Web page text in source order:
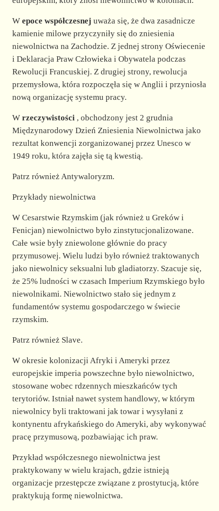
W epoce współczesnej uważa się, że dwa zasadnicze
kamienie milowe przyczyniły się do zniesienia
niewolnictwa na Zachodzie. Z jednej strony Oświecenie
i Deklaracja Praw Człowieka i Obywatela podczas
Rewolucji Francuskiej. Z drugiej strony, rewolucja
przemysłowa, która rozpoczęła się w Anglii i przyniosła
nową organizację systemu pracy.
W rzeczywistości, obchodzony jest 2 grudnia
Międzynarodowy Dzień Zniesienia Niewolnictwa jako
rezultat konwencji zorganizowanej przez Unesco w
1949 roku, która zajęła się tą kwestią.
Patrz również Antywaloryzm.
Przykłady niewolnictwa
W Cesarstwie Rzymskim (jak również u Greków i
Fenicjan) niewolnictwo było zinstytucjonalizowane.
Całe wsie były zniewolone głównie do pracy
przymusowej. Wielu ludzi było również traktowanych
jako niewolnicy seksualni lub gladiatorzy. Szacuje się,
że 25% ludności w czasach Imperium Rzymskiego było
niewolnikami. Niewolnictwo stało się jednym z
fundamentów systemu gospodarczego w świecie
rzymskim.
Patrz również Slave.
W okresie kolonizacji Afryki i Ameryki przez
europejskie imperia powszechne było niewolnictwo,
stosowane wobec rdzennych mieszkańców tych
terytoriów. Istniał nawet system handlowy, w którym
niewolnicy byli traktowani jak towar i wysyłani z
kontynentu afrykańskiego do Ameryki, aby wykonywać
pracę przymusową, pozbawiając ich praw.
Przykład współczesnego niewolnictwa jest
praktykowany w wielu krajach, gdzie istnieją
organizacje przestępcze związane z prostytucją, które
praktykują formę niewolnictwa.